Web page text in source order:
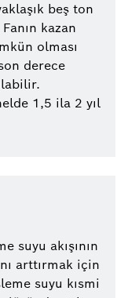
beş ton
kazan
olması
derece
1,5 ila 2 yıl
suyu akışının
arttırmak için
suyu kısmi